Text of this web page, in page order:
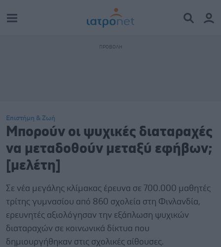
Επιστήμη & Ζωή
Μπορούν οι ψυχικές διαταραχές
να μεταδοθούν μεταξύ εφήβων;
[μελέτη]
Σε νέα μεγάλης κλίμακας έρευνα σε 700.000 μαθητές
τρίτης γυμνασίου από 860 σχολεία στη Φινλανδία,
ερευνητές αξιολόγησαν την εξάπλωση ψυχικών
διαταραχών σε κοινωνικά δίκτυα που
δημιουργήθηκαν στις σχολικές αίθουσες.